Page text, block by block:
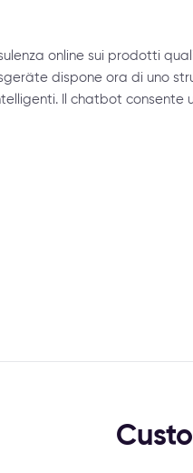
online sui prodotti
dispone ora di uno
Il chatbot consente